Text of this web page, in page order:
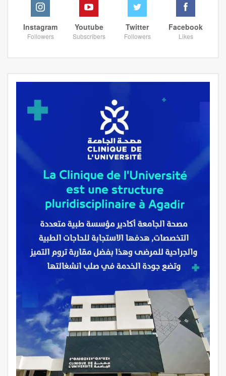
Facebook
Likes
Twitter
Followers
Youtube
Subscribers
Instagram
Followers